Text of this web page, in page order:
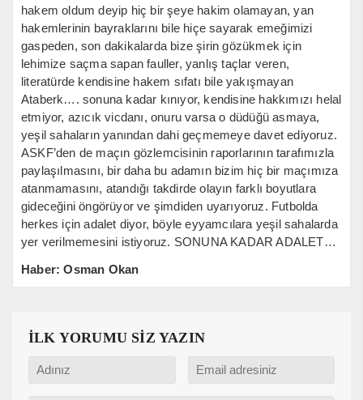
hakem oldum deyip hiç bir şeye hakim olamayan, yan
hakemlerinin bayraklarını bile hiçe sayarak emeğimizi
gaspeden, son dakikalarda bize şirin gözükmek için
lehimize saçma sapan fauller, yanlış taçlar veren,
literatürde kendisine hakem sıfatı bile yakışmayan
Ataberk…. sonuna kadar kınıyor, kendisine hakkımızı helal
etmiyor, azıcık vicdanı, onuru varsa o düdüğü asmaya,
yeşil sahaların yanından dahi geçmemeye davet ediyoruz.
ASKF’den de maçın gözlemcisinin raporlarının tarafımızla
paylaşılmasını, bir daha bu adamın bizim hiç bir maçımıza
atanmamasını, atandığı takdirde olayın farklı boyutlara
gideceğini öngörüyor ve şimdiden uyarıyoruz. Futbolda
herkes için adalet diyor, böyle eyyamcılara yeşil sahalarda
yer verilmemesini istiyoruz. SONUNA KADAR ADALET…
Haber: Osman Okan
İLK YORUMU SİZ YAZIN